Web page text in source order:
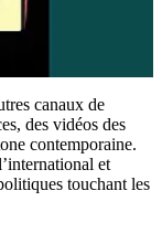
canaux de
des vidéos des
contemporaine.
et
touchant les